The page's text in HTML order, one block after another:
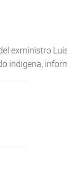
exministro
indígena,